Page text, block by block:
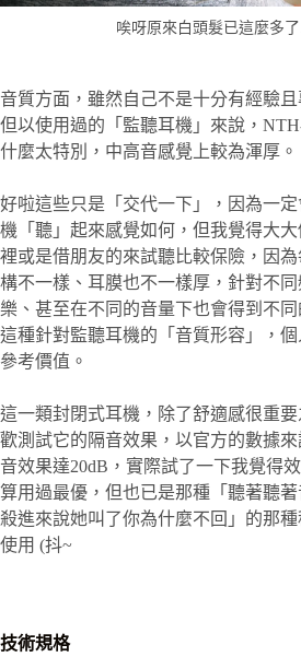
唉呀原來白頭髮已這麼多
音質方面，雖然自己不是十分有經驗且
但以使用過的「監聽耳機」來說，
什麼太特別，中高音感覺上較為渾厚。
好啦這些只是「交代一下」，因為一
機「聽」起來感覺如何，但我覺得大
裡或是借朋友的來試聽比較保險，因
構不一樣、耳膜也不一樣厚，針對不
樂、甚至在不同的音量下也會得到不
這種針對監聽耳機的「音質形容」，
參考價值。
這一類封閉式耳機，除了舒適感很重
歡測試它的隔音效果，以官方的數據
音效果達20dB，實際試了一下我覺得
算用過最優，但也已是那種「聽著聽
殺進來說她叫了你為什麼不回」的那
使用 (抖~
技術規格